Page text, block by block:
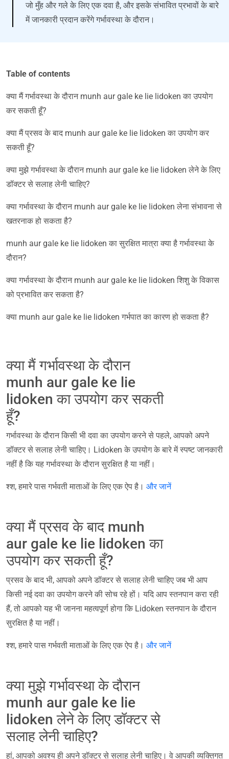
जो मुँह और गले के लिए एक दवा है, और इसके संभावित प्रभावों के बारे
में जानकारी प्रदान करेंगे गर्भावस्था के दौरान।
Table of contents
क्या मैं गर्भावस्था के दौरान munh aur gale ke lie lidoken का उपयोग
कर सकती हूँ?
क्या मैं प्रसव के बाद munh aur gale ke lie lidoken का उपयोग कर
सकती हूँ?
क्या मुझे गर्भावस्था के दौरान munh aur gale ke lie lidoken लेने के लिए
डॉक्टर से सलाह लेनी चाहिए?
क्या गर्भावस्था के दौरान munh aur gale ke lie lidoken लेना संभावना से
खतरनाक हो सकता है?
munh aur gale ke lie lidoken का सुरक्षित मात्रा क्या है गर्भावस्था के
दौरान?
क्या गर्भावस्था के दौरान munh aur gale ke lie lidoken शिशु के विकास
को प्रभावित कर सकता है?
क्या munh aur gale ke lie lidoken गर्भपात का कारण हो सकता है?
क्या मैं गर्भावस्था के दौरान
munh aur gale ke lie
lidoken का उपयोग कर सकती
हूँ?
गर्भावस्था के दौरान किसी भी दवा का उपयोग करने से पहले, आपको अपने
डॉक्टर से सलाह लेनी चाहिए। Lidoken के उपयोग के बारे में स्पष्ट जानकारी
नहीं है कि यह गर्भावस्था के दौरान सुरक्षित है या नहीं।
श्श, हमारे पास गर्भवती माताओं के लिए एक ऐप है। और जानें
क्या मैं प्रसव के बाद munh
aur gale ke lie lidoken का
उपयोग कर सकती हूँ?
प्रसव के बाद भी, आपको अपने डॉक्टर से सलाह लेनी चाहिए जब भी आप
किसी नई दवा का उपयोग करने की सोच रहे हों। यदि आप स्तनपान करा रही
हैं, तो आपको यह भी जानना महत्वपूर्ण होगा कि Lidoken स्तनपान के दौरान
सुरक्षित है या नहीं।
श्श, हमारे पास गर्भवती माताओं के लिए एक ऐप है। और जानें
क्या मुझे गर्भावस्था के दौरान
munh aur gale ke lie
lidoken लेने के लिए डॉक्टर से
सलाह लेनी चाहिए?
हां, आपको अवश्य ही अपने डॉक्टर से सलाह लेनी चाहिए। वे आपकी व्यक्तिगत